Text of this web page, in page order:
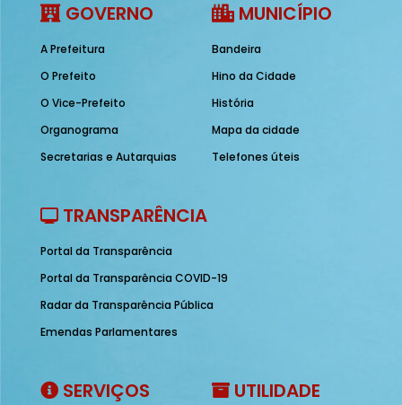
GOVERNO
A Prefeitura
O Prefeito
O Vice-Prefeito
Organograma
Secretarias e Autarquias
MUNICÍPIO
Bandeira
Hino da Cidade
História
Mapa da cidade
Telefones úteis
TRANSPARÊNCIA
Portal da Transparência
Portal da Transparência COVID-19
Radar da Transparência Pública
Emendas Parlamentares
SERVIÇOS UTILIDADE